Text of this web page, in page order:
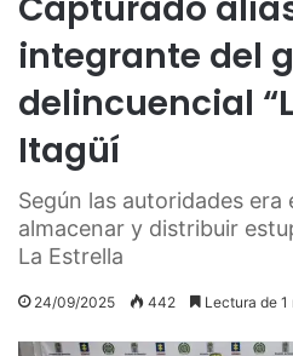
integrante del
delincuencial
Itagüí
Según las autoridades era
almacenar y distribuir
La Estrella
24/09/2025 442 Lectura de 1